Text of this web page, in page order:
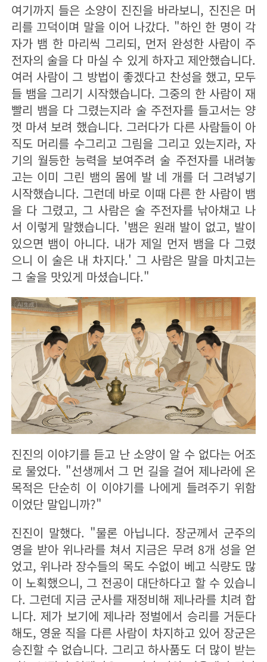
여기까지 들은 소양이 진진을 바라보니, 진진은 머
리를 끄덕이며 말을 이어 나갔다. "하인 한 명이 각
자가 뱀 한 마리씩 그리되, 먼저 완성한 사람이 주
전자의 술을 다 마실 수 있게 하자고 제안했습니다.
여러 사람이 그 방법이 좋겠다고 찬성을 했고, 모두
들 뱀을 그리기 시작했습니다. 그중의 한 사람이 재
빨리 뱀을 다 그렸는지라 술 주전자를 들고서는 양
껏 마셔 보려 했습니다. 그러다가 다른 사람들이 아
직도 머리를 수그리고 그림을 그리고 있는지라, 자
기의 월등한 능력을 보여주려 술 주전자를 내려놓
고는 이미 그린 뱀의 몸에 발 네 개를 더 그려넣기
시작했습니다. 그런데 바로 이때 다른 한 사람이 뱀
을 다 그렸고, 그 사람은 술 주전자를 낚아채고 나
서 이렇게 말했습니다. '뱀은 원래 발이 없고, 발이
있으면 뱀이 아니다. 내가 제일 먼저 뱀을 다 그렸
으니 이 술은 내 차지다.' 그 사람은 말을 마치고는
그 술을 맛있게 마셨습니다."
진진의 이야기를 듣고 난 소양이 알 수 없다는 어조
로 물었다. "선생께서 그 먼 길을 걸어 제나라에 온
목적은 단순히 이 이야기를 나에게 들려주기 위함
이었단 말입니까?"
진진이 말했다. "물론 아닙니다. 장군께서 군주의
영을 받아 위나라를 쳐서 지금은 무려 8개 성을 얻
었고, 위나라 장수들의 목도 수없이 베고 식량도 많
이 노획했으니, 그 전공이 대단하다고 할 수 있습니
다. 그런데 지금 군사를 재정비해 제나라를 치려 합
니다. 제가 보기에 제나라 정벌에서 승리를 거둔다
해도, 영윤 직을 다른 사람이 차지하고 있어 장군은
승진할 수 없습니다. 그리고 하사품도 더 많이 받는